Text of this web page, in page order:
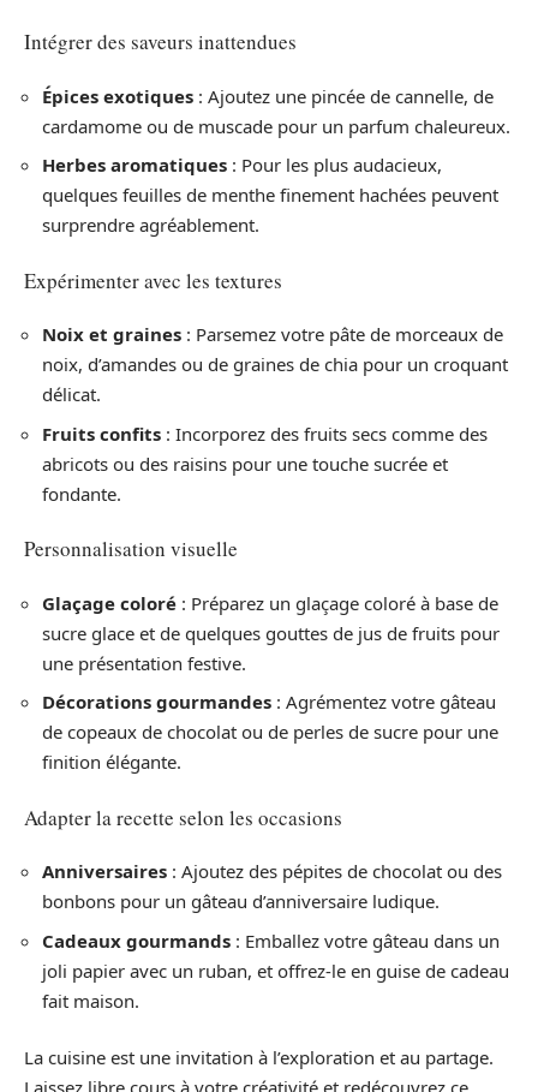
Intégrer des saveurs inattendues
Épices exotiques : Ajoutez une pincée de cannelle, de
cardamome ou de muscade pour un parfum chaleureux.
Herbes aromatiques : Pour les plus audacieux,
quelques feuilles de menthe finement hachées peuvent
surprendre agréablement.
Expérimenter avec les textures
Noix et graines : Parsemez votre pâte de morceaux de
noix, d’amandes ou de graines de chia pour un croquant
délicat.
Fruits confits : Incorporez des fruits secs comme des
abricots ou des raisins pour une touche sucrée et
fondante.
Personnalisation visuelle
Glaçage coloré : Préparez un glaçage coloré à base de
sucre glace et de quelques gouttes de jus de fruits pour
une présentation festive.
Décorations gourmandes : Agrémentez votre gâteau
de copeaux de chocolat ou de perles de sucre pour une
finition élégante.
Adapter la recette selon les occasions
Anniversaires : Ajoutez des pépites de chocolat ou des
bonbons pour un gâteau d’anniversaire ludique.
Cadeaux gourmands : Emballez votre gâteau dans un
joli papier avec un ruban, et offrez-le en guise de cadeau
fait maison.
La cuisine est une invitation à l’exploration et au partage.